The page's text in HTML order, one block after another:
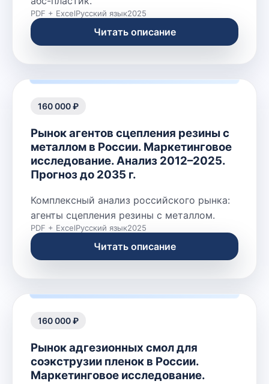
PDF + ExcelРусский язык2025
Читать описание
160 000 ₽
Рынок агентов сцепления резины с
металлом в России. Маркетинговое
исследование. Анализ 2012–2025.
Прогноз до 2035 г.
Комплексный анализ российского рынка:
агенты сцепления резины с металлом.
PDF + ExcelРусский язык2025
Читать описание
160 000 ₽
Рынок адгезионных смол для
соэкструзии пленок в России.
Маркетинговое исследование.